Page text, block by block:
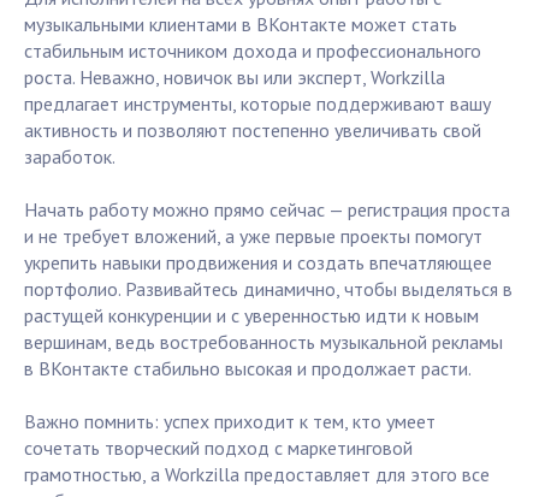
музыкальными клиентами в ВКонтакте может стать
стабильным источником дохода и профессионального
роста. Неважно, новичок вы или эксперт, Workzilla
предлагает инструменты, которые поддерживают вашу
активность и позволяют постепенно увеличивать свой
заработок.
Начать работу можно прямо сейчас — регистрация проста
и не требует вложений, а уже первые проекты помогут
укрепить навыки продвижения и создать впечатляющее
портфолио. Развивайтесь динамично, чтобы выделяться в
растущей конкуренции и с уверенностью идти к новым
вершинам, ведь востребованность музыкальной рекламы
в ВКонтакте стабильно высокая и продолжает расти.
Важно помнить: успех приходит к тем, кто умеет
сочетать творческий подход с маркетинговой
грамотностью, а Workzilla предоставляет для этого все